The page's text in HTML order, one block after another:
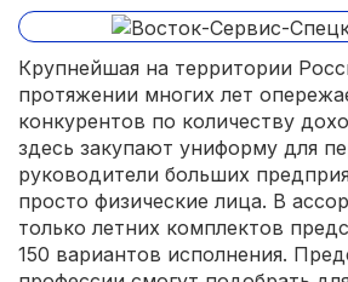
Крупнейшая на территории
протяжении многих лет
конкурентов по количеству
здесь закупают униформу для
руководители больших
просто физические лица. В
только летних комплектов
150 вариантов исполнения.